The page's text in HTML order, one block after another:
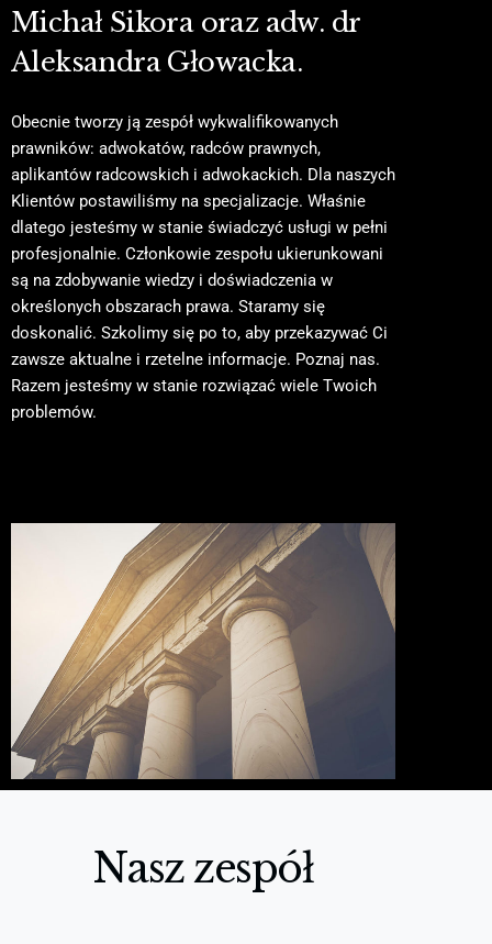
Michał Sikora oraz adw. dr
Aleksandra Głowacka.
Obecnie tworzy ją zespół wykwalifikowanych
prawników: adwokatów, radców prawnych,
aplikantów radcowskich i adwokackich. Dla naszych
Klientów postawiliśmy na specjalizacje. Właśnie
dlatego jesteśmy w stanie świadczyć usługi w pełni
profesjonalnie. Członkowie zespołu ukierunkowani
są na zdobywanie wiedzy i doświadczenia w
określonych obszarach prawa. Staramy się
doskonalić. Szkolimy się po to, aby przekazywać Ci
zawsze aktualne i rzetelne informacje. Poznaj nas.
Razem jesteśmy w stanie rozwiązać wiele Twoich
problemów.
Nasz zespół